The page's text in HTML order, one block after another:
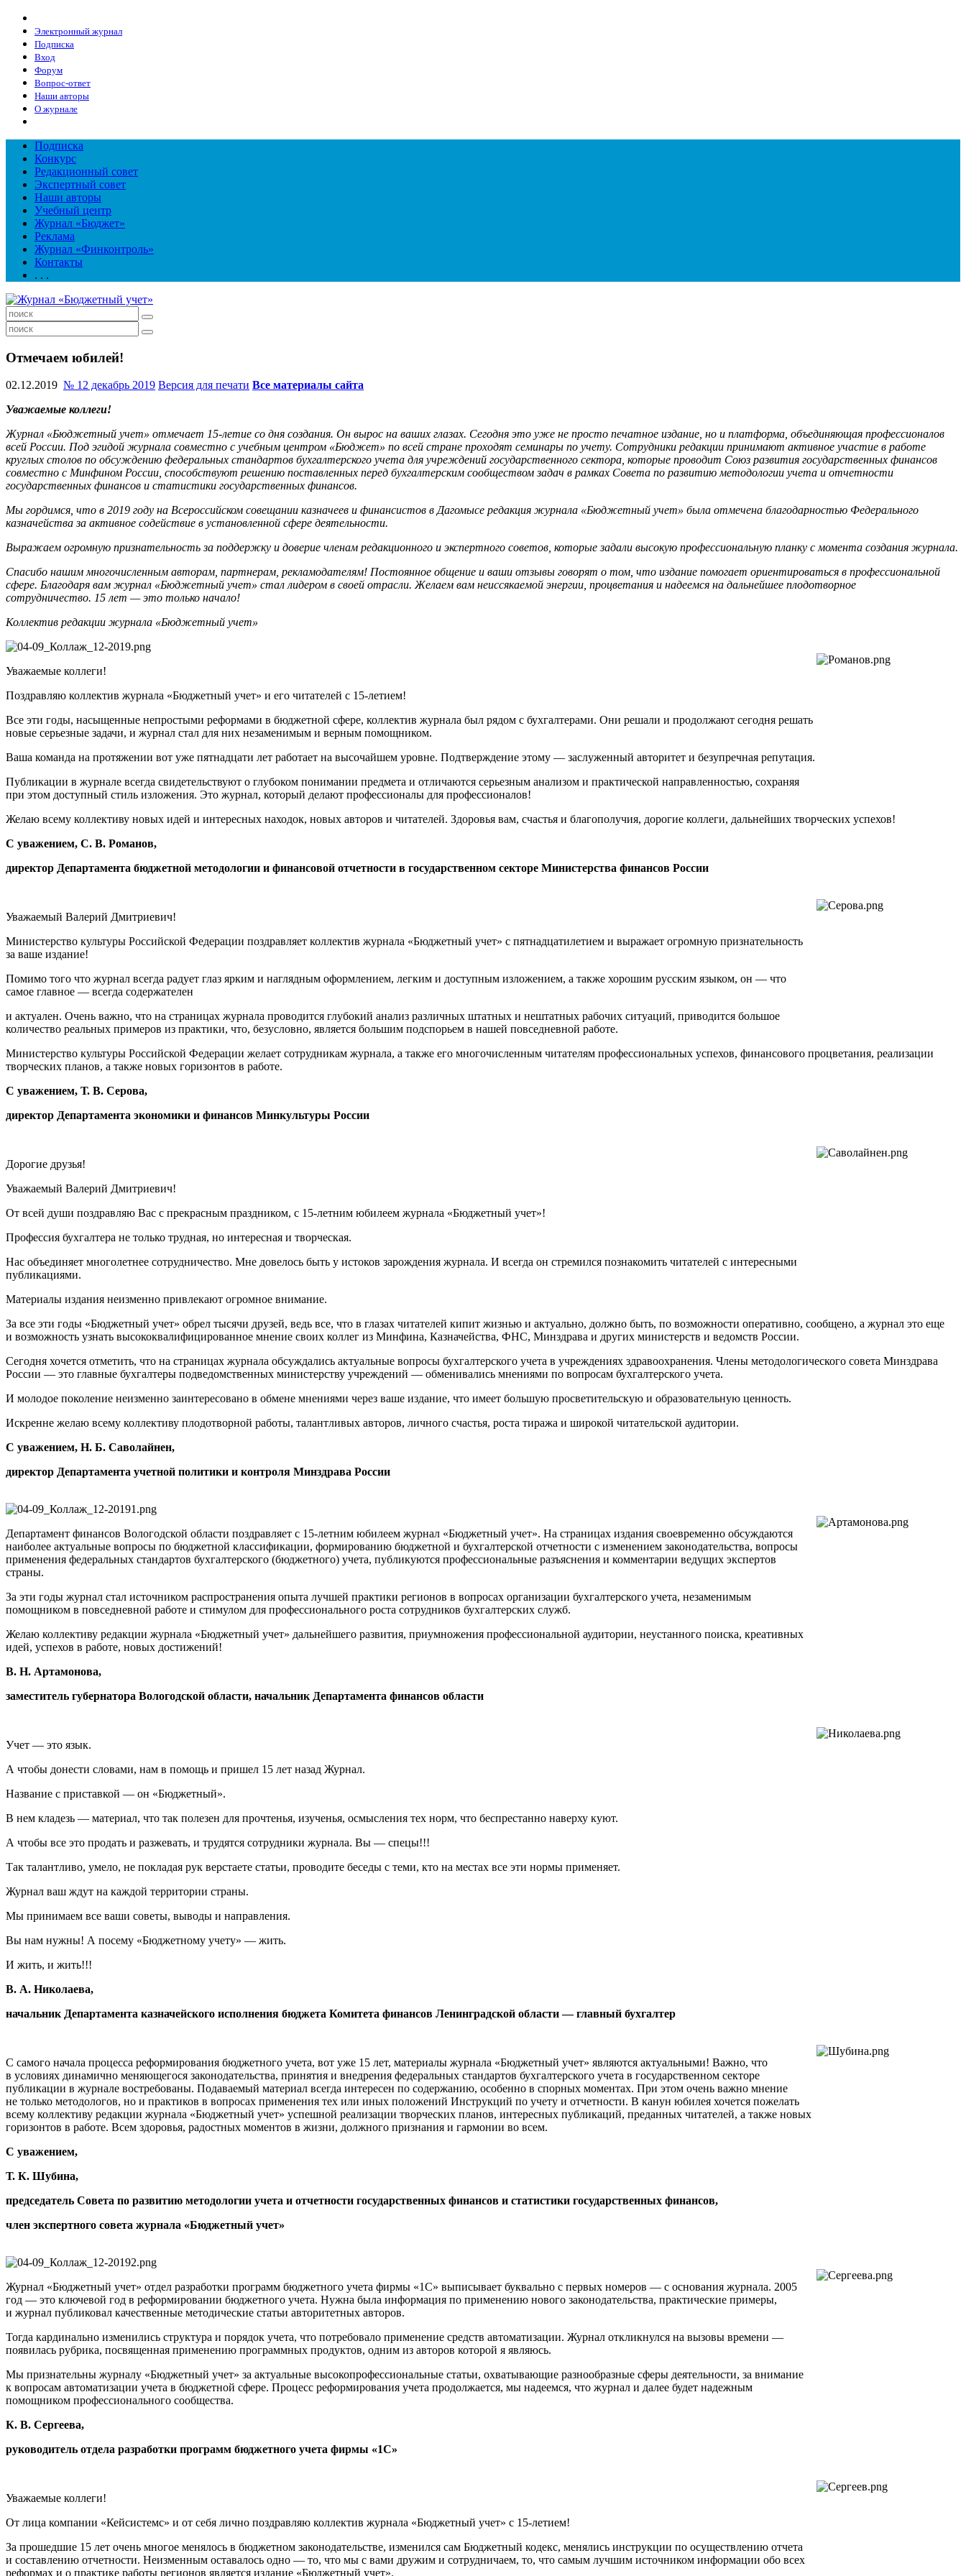
Электронный журнал
Подписка
Вход
Форум
Вопрос-ответ
Наши авторы
О журнале
Подписка
Конкурс
Редакционный совет
Экспертный совет
Наши авторы
Учебный центр
Журнал «Бюджет»
Реклама
Журнал «Финконтроль»
Контакты
. . .
Отмечаем юбилей!
02.12.2019 № 12 декабрь 2019 Версия для печати Все материалы сайта
Уважаемые коллеги!
Журнал «Бюджетный учет» отмечает 15-летие со дня создания. Он вырос на ваших глазах. Сегодня это уже не просто печатное издание, но и платформа, объединяющая профессионалов
всей России. Под эгидой журнала совместно с учебным центром «Бюджет» по всей стране проходят семинары по учету. Сотрудники редакции принимают активное участие в работе
круглых столов по обсуждению федеральных стандартов бухгалтерского учета для учреждений государственного сектора, которые проводит Союз развития государственных финансов
совместно с Минфином России, способствуют решению поставленных перед бухгалтерским сообществом задач в рамках Совета по развитию методологии учета и отчетности
государственных финансов и статистики государственных финансов.
Мы гордимся, что в 2019 году на Всероссийском совещании казначеев и финансистов в Дагомысе редакция журнала «Бюджетный учет» была отмечена благодарностью Федерального
казначейства за активное содействие в установленной сфере деятельности.
Выражаем огромную признательность за поддержку и доверие членам редакционного и экспертного советов, которые задали высокую профессиональную планку с момента создания журнала.
Спасибо нашим многочисленным авторам, партнерам, рекламодателям! Постоянное общение и ваши отзывы говорят о том, что издание помогает ориентироваться в профессиональной
сфере. Благодаря вам журнал «Бюджетный учет» стал лидером в своей отрасли. Желаем вам неиссякаемой энергии, процветания и надеемся на дальнейшее плодотворное
сотрудничество. 15 лет — это только начало!
Коллектив редакции журнала «Бюджетный учет»
Уважаемые коллеги!
Поздравляю коллектив журнала «Бюджетный учет» и его читателей с 15-летием!
Все эти годы, насыщенные непростыми реформами в бюджетной сфере, коллектив журнала был рядом с бухгалтерами. Они решали и продолжают сегодня решать
новые серьезные задачи, и журнал стал для них незаменимым и верным помощником.
Ваша команда на протяжении вот уже пятнадцати лет работает на высочайшем уровне. Подтверждение этому — заслуженный авторитет и безупречная репутация.
Публикации в журнале всегда свидетельствуют о глубоком понимании предмета и отличаются серьезным анализом и практической направленностью, сохраняя
при этом доступный стиль изложения. Это журнал, который делают профессионалы для профессионалов!
Желаю всему коллективу новых идей и интересных находок, новых авторов и читателей. Здоровья вам, счастья и благополучия, дорогие коллеги, дальнейших творческих успехов!
С уважением, С. В. Романов,
директор Департамента бюджетной методологии и финансовой отчетности в государственном секторе Министерства финансов России
Уважаемый Валерий Дмитриевич!
Министерство культуры Российской Федерации поздравляет коллектив журнала «Бюджетный учет» с пятнадцатилетием и выражает огромную признательность
за ваше издание!
Помимо того что журнал всегда радует глаз ярким и наглядным оформлением, легким и доступным изложением, а также хорошим русским языком, он — что
самое главное — всегда содержателен
и актуален. Очень важно, что на страницах журнала проводится глубокий анализ различных штатных и нештатных рабочих ситуаций, приводится большое
количество реальных примеров из практики, что, безусловно, является большим подспорьем в нашей повседневной работе.
Министерство культуры Российской Федерации желает сотрудникам журнала, а также его многочисленным читателям профессиональных успехов, финансового процветания, реализации
творческих планов, а также новых горизонтов в работе.
С уважением, Т. В. Серова,
директор Департамента экономики и финансов Минкультуры России
Дорогие друзья!
Уважаемый Валерий Дмитриевич!
От всей души поздравляю Вас с прекрасным праздником, с 15-летним юбилеем журнала «Бюджетный учет»!
Профессия бухгалтера не только трудная, но интересная и творческая.
Нас объединяет многолетнее сотрудничество. Мне довелось быть у истоков зарождения журнала. И всегда он стремился познакомить читателей с интересными
публикациями.
Материалы издания неизменно привлекают огромное внимание.
За все эти годы «Бюджетный учет» обрел тысячи друзей, ведь все, что в глазах читателей кипит жизнью и актуально, должно быть, по возможности оперативно, сообщено, а журнал это еще
и возможность узнать высококвалифицированное мнение своих коллег из Минфина, Казначейства, ФНС, Минздрава и других министерств и ведомств России.
Сегодня хочется отметить, что на страницах журнала обсуждались актуальные вопросы бухгалтерского учета в учреждениях здравоохранения. Члены методологического совета Минздрава
России — это главные бухгалтеры подведомственных министерству учреждений — обменивались мнениями по вопросам бухгалтерского учета.
И молодое поколение неизменно заинтересовано в обмене мнениями через ваше издание, что имеет большую просветительскую и образовательную ценность.
Искренне желаю всему коллективу плодотворной работы, талантливых авторов, личного счастья, роста тиража и широкой читательской аудитории.
С уважением, Н. Б. Саволайнен,
директор Департамента учетной политики и контроля Минздрава России
Департамент финансов Вологодской области поздравляет с 15-летним юбилеем журнал «Бюджетный учет». На страницах издания своевременно обсуждаются
наиболее актуальные вопросы по бюджетной классификации, формированию бюджетной и бухгалтерской отчетности с изменением законодательства, вопросы
применения федеральных стандартов бухгалтерского (бюджетного) учета, публикуются профессиональные разъяснения и комментарии ведущих экспертов
страны.
За эти годы журнал стал источником распространения опыта лучшей практики регионов в вопросах организации бухгалтерского учета, незаменимым
помощником в повседневной работе и стимулом для профессионального роста сотрудников бухгалтерских служб.
Желаю коллективу редакции журнала «Бюджетный учет» дальнейшего развития, приумножения профессиональной аудитории, неустанного поиска, креативных
идей, успехов в работе, новых достижений!
В. Н. Артамонова,
заместитель губернатора Вологодской области, начальник Департамента финансов области
Учет — это язык.
А чтобы донести словами, нам в помощь и пришел 15 лет назад Журнал.
Название с приставкой — он «Бюджетный».
В нем кладезь — материал, что так полезен для прочтенья, изученья, осмысления тех норм, что беспрестанно наверху куют.
А чтобы все это продать и разжевать, и трудятся сотрудники журнала. Вы — спецы!!!
Так талантливо, умело, не покладая рук верстаете статьи, проводите беседы с теми, кто на местах все эти нормы применяет.
Журнал ваш ждут на каждой территории страны.
Мы принимаем все ваши советы, выводы и направления.
Вы нам нужны! А посему «Бюджетному учету» — жить.
И жить, и жить!!!
В. А. Николаева,
начальник Департамента казначейского исполнения бюджета Комитета финансов Ленинградской области — главный бухгалтер
С самого начала процесса реформирования бюджетного учета, вот уже 15 лет, материалы журнала «Бюджетный учет» являются актуальными! Важно, что
в условиях динамично меняющегося законодательства, принятия и внедрения федеральных стандартов бухгалтерского учета в государственном секторе
публикации в журнале востребованы. Подаваемый материал всегда интересен по содержанию, особенно в спорных моментах. При этом очень важно мнение
не только методологов, но и практиков в вопросах применения тех или иных положений Инструкций по учету и отчетности. В канун юбилея хочется пожелать
всему коллективу редакции журнала «Бюджетный учет» успешной реализации творческих планов, интересных публикаций, преданных читателей, а также новых
горизонтов в работе. Всем здоровья, радостных моментов в жизни, должного признания и гармонии во всем.
С уважением,
Т. К. Шубина,
председатель Совета по развитию методологии учета и отчетности государственных финансов и статистики государственных финансов,
член экспертного совета журнала «Бюджетный учет»
Журнал «Бюджетный учет» отдел разработки программ бюджетного учета фирмы «1С» выписывает буквально с первых номеров — с основания журнала. 2005
год — это ключевой год в реформировании бюджетного учета. Нужна была информация по применению нового законодательства, практические примеры,
и журнал публиковал качественные методические статьи авторитетных авторов.
Тогда кардинально изменились структура и порядок учета, что потребовало применение средств автоматизации. Журнал откликнулся на вызовы времени —
появилась рубрика, посвященная применению программных продуктов, одним из авторов которой я являюсь.
Мы признательны журналу «Бюджетный учет» за актуальные высокопрофессиональные статьи, охватывающие разнообразные сферы деятельности, за внимание
к вопросам автоматизации учета в бюджетной сфере. Процесс реформирования учета продолжается, мы надеемся, что журнал и далее будет надежным
помощником профессионального сообщества.
К. В. Сергеева,
руководитель отдела разработки программ бюджетного учета фирмы «1С»
Уважаемые коллеги!
От лица компании «Кейсистемс» и от себя лично поздравляю коллектив журнала «Бюджетный учет» с 15-летием!
За прошедшие 15 лет очень многое менялось в бюджетном законодательстве, изменился сам Бюджетный кодекс, менялись инструкции по осуществлению отчета
и составлению отчетности. Неизменным оставалось одно — то, что мы с вами дружим и сотрудничаем, то, что самым лучшим источником информации обо всех
реформах и о практике работы регионов является издание «Бюджетный учет».